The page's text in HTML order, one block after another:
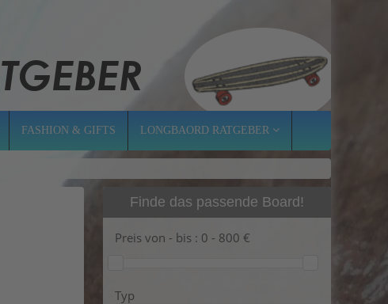
FASHION & GIFTS LONGBAORD RATGEBER
Finde das passende Board!
Preis von - bis : 0 - 800 €
Typ